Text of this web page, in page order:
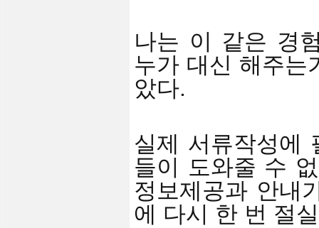
나는 이 같은 경
누가 대신 해주는
았다.
실제 서류작성에
들이 도와줄 수
정보제공과 안내
에 다시 한 번 절